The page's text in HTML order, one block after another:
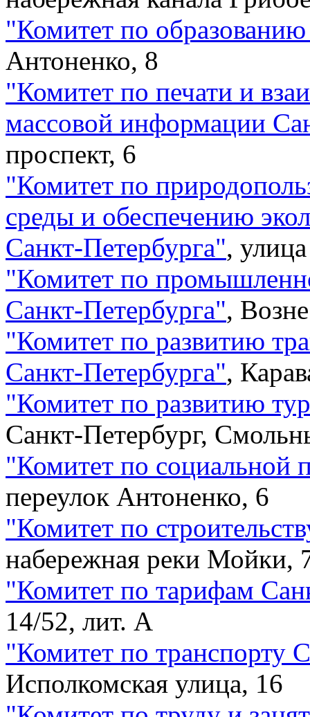
"Комитет по
Антоненко, 8
"Комитет по печати и
массовой информации
проспект, 6
"Комитет по
среды и обеспечению
Санкт-Петербурга",
"Комитет по
Санкт-Петербурга",
"Комитет по развитию
Санкт-Петербурга",
"Комитет по развитию
Санкт-Петербург,
"Комитет по социальной
переулок Антоненко, 6
"Комитет по
набережная реки Мойки,
"Комитет по тарифам
14/52, лит. А
"Комитет по транспорту
Исполкомская улица, 16